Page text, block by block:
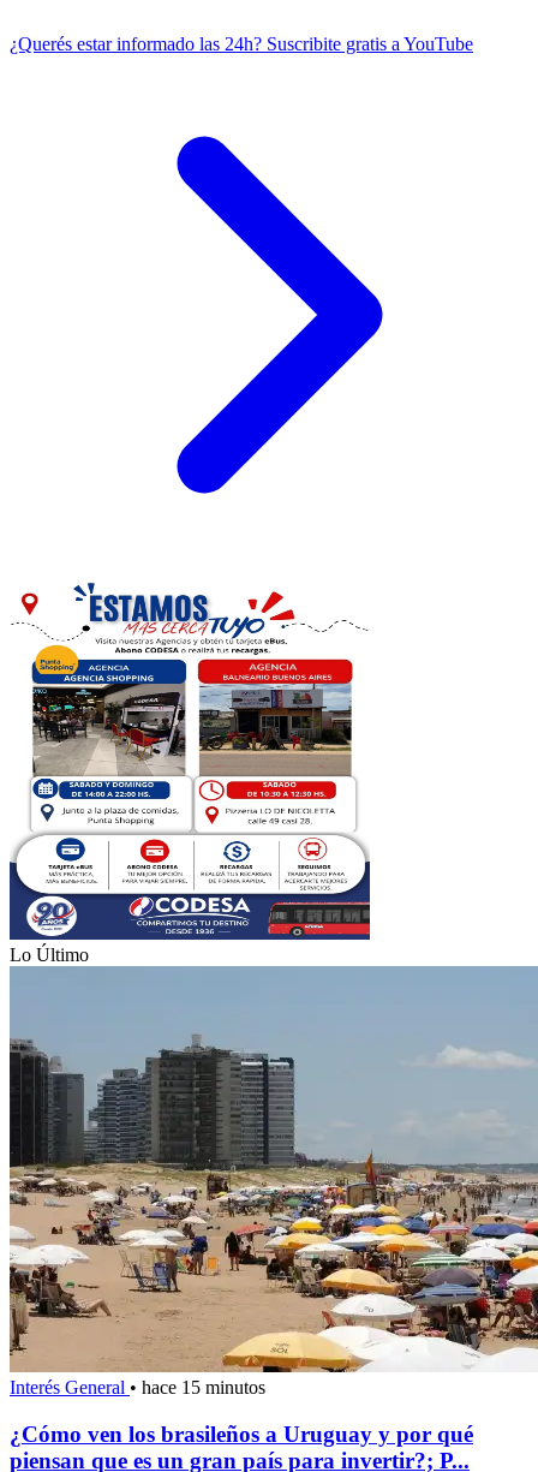
¿Querés estar informado las 24h? Suscribite gratis a YouTube
Lo Último
Interés General • hace 15 minutos
¿Cómo ven los brasileños a Uruguay y por qué
piensan que es un gran país para invertir?; P...